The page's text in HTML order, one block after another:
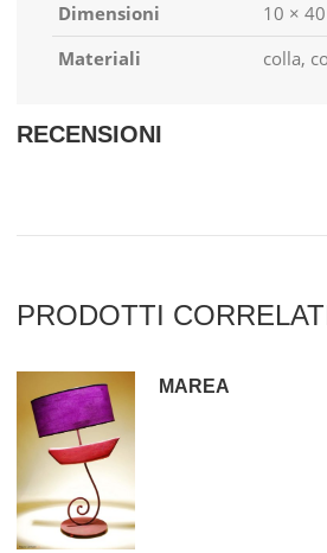
Dimensioni
10 ×
Materiali
colla,
RECENSIONI
PRODOTTI
MAREA